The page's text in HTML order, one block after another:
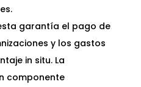
garantía el pago de
y los gastos
in situ. La
componente